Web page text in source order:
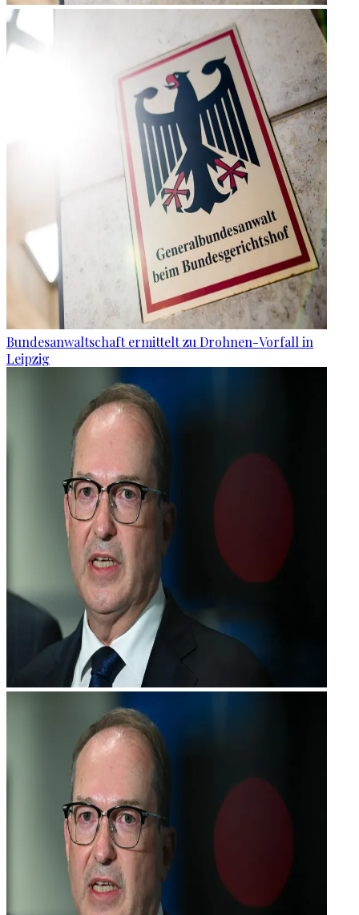
Bundesanwaltschaft ermittelt zu Drohnen-Vorfall in
Leipzig